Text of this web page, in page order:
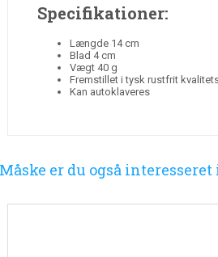
Specifikationer:
Længde 14 cm
Blad 4 cm
Vægt 40 g
Fremstillet i tysk rustfrit
Kan autoklaveres
Måske er du også